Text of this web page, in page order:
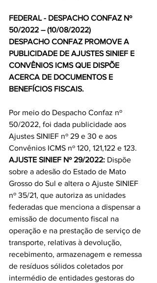
FEDERAL - DESPACHO CONFAZ Nº
50/2022 – (10/08/2022)
DESPACHO CONFAZ PROMOVE A
PUBLICIDADE DE AJUSTES SINIEF E
CONVÊNIOS ICMS QUE DISPÕE
ACERCA DE DOCUMENTOS E
BENEFÍCIOS FISCAIS.
Por meio do Despacho Confaz nº
50/2022, foi dada publicidade aos
Ajustes SINIEF nº 29 e 30 e aos
Convênios ICMS nº 120, 121,122 e 123.
AJUSTE SINIEF Nº 29/2022: Dispõe
sobre a adesão do Estado de Mato
Grosso do Sul e altera o Ajuste SINIEF
nº 35/21, que autoriza as unidades
federadas que menciona a dispensar a
emissão de documento fiscal na
operação e na prestação de serviço de
transporte, relativas à devolução,
recebimento, armazenagem e remessa
de resíduos sólidos coletados por
intermédio de entidades gestoras do